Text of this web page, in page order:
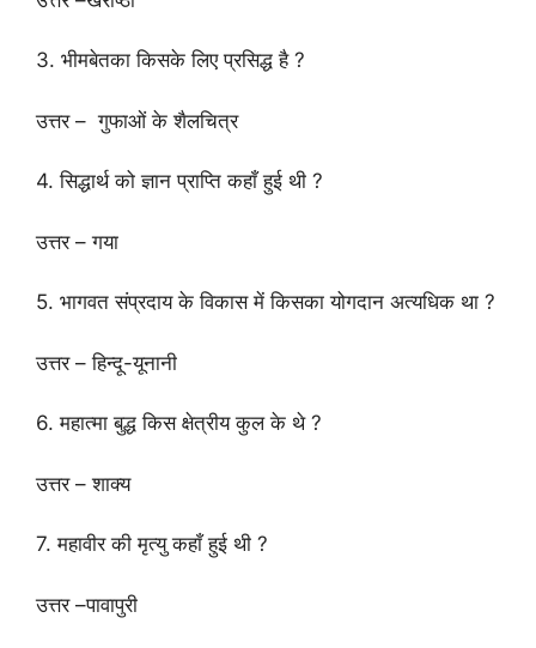
3. भीमबेतका किसके लिए प्रसिद्ध है ?
उत्तर – गुफाओं के शैलचित्र
4. सिद्धार्थ को ज्ञान प्राप्ति कहाँ हुई थी ?
उत्तर – गया
5. भागवत संप्रदाय के विकास में किसका योगदान अत्यधिक था ?
उत्तर – हिन्दू-यूनानी
6. महात्मा बुद्ध किस क्षेत्रीय कुल के थे ?
उत्तर – शाक्य
7. महावीर की मृत्यु कहाँ हुई थी ?
उत्तर –पावापुरी